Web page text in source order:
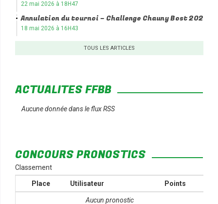
22 mai 2026 à 18H47
Annulation du tournoi – Challenge Chauny Bost 2026
18 mai 2026 à 16H43
TOUS LES ARTICLES
ACTUALITÉS FFBB
Aucune donnée dans le flux RSS
CONCOURS PRONOSTICS
Classement
Place Utilisateur Points
Aucun pronostic